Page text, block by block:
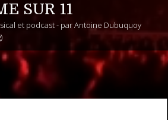
SUR 11
et podcast - par Antoine Dubuquoy